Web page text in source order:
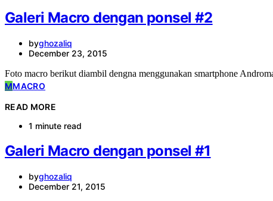
Galeri Macro dengan ponsel #2
byghozaliq
December 23, 2015
Foto macro berikut diambil dengna menggunakan smartphone
MMACRO
READ MORE
1 minute read
Galeri Macro dengan ponsel #1
byghozaliq
December 21, 2015